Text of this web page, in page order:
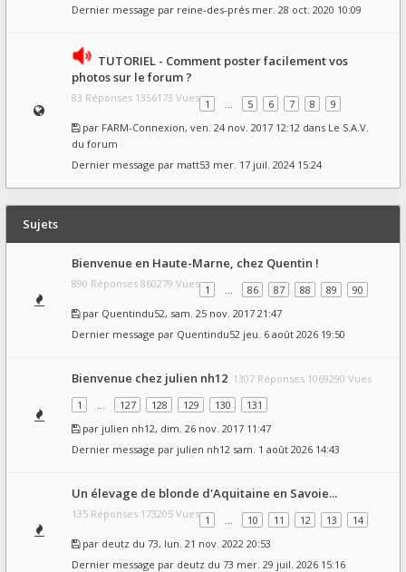
Dernier message par reine-des-prés mer. 28 oct. 2020 10:09
TUTORIEL - Comment poster facilement vos
photos sur le forum ?
83 Réponses 1356173 Vues 1 … 5 6 7 8
9
par FARM-Connexion, ven. 24 nov. 2017 12:12 dans Le S.A.V.
du forum
Dernier message par matt53 mer. 17 juil. 2024 15:24
Sujets
Bienvenue en Haute-Marne, chez Quentin !
890 Réponses 860279 Vues 1 … 86 87 88 89
90
par Quentindu52, sam. 25 nov. 2017 21:47
Dernier message par Quentindu52 jeu. 6 août 2026 19:50
Bienvenue chez julien nh12 1307 Réponses 1069290 Vues
1
… 127 128 129 130
131
par julien nh12, dim. 26 nov. 2017 11:47
Dernier message par julien nh12 sam. 1 août 2026 14:43
Un élevage de blonde d'Aquitaine en Savoie...
135 Réponses 173205 Vues 1 … 10 11 12 13
14
par deutz du 73, lun. 21 nov. 2022 20:53
Dernier message par deutz du 73 mer. 29 juil. 2026 15:16